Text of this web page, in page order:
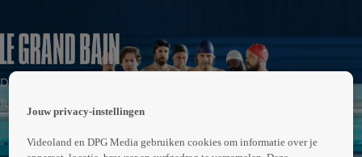
Drama | Komedie | Sport
1uur56min
Jouw privacy-instellingen
Videoland en DPG Media gebruiken cookies om informatie over je